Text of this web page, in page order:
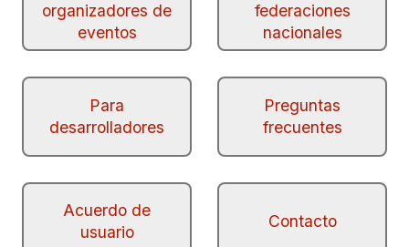
organizadores de
eventos
federaciones
nacionales
Para
desarrolladores
Preguntas
frecuentes
Acuerdo de
usuario
Contacto